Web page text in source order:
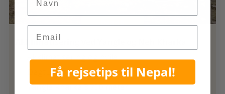
Akklimatisering ved Yangle og Neh Kharka
Akklimatisering og hvile
Dagture og udsigt til klippehuler
Yangle Kharka 3.700 meter
Få rejsetips til Nepal!